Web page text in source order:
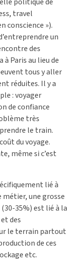
travel
conscience »).
un
des
Paris au lieu de
tous y aller
réduites. Il y a
: voyager
de confiance
très
le train.
du voyage.
même si c’est
lié à
une grosse
35%) est lié à la
des
le terrain partout
de ces
etc.